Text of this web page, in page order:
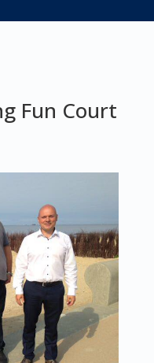
Fun Court